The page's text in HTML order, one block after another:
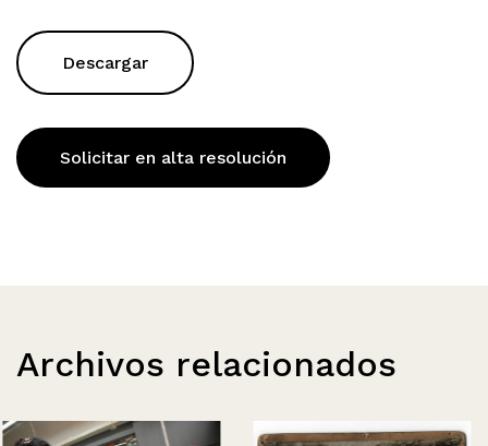
Descargar
Solicitar en alta resolución
Archivos relacionados